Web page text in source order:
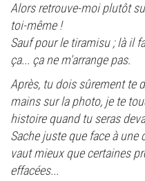
Alors retrouve-moi plutôt
toi-même !
Sauf pour le tiramisu ; là il
ça... ça ne m'arrange pas.
Après, tu dois sûrement te
mains sur la photo, je te
histoire quand tu seras
Sache juste que face à une
vaut mieux que certaines
effacées...